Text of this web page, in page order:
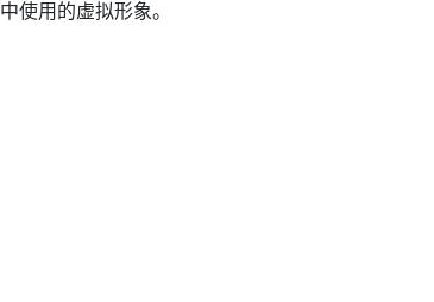
中使用的虚拟形象。